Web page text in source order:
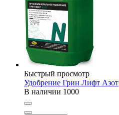
Быстрый просмотр
Удобрение Грин Лифт Азот
В наличии 1000